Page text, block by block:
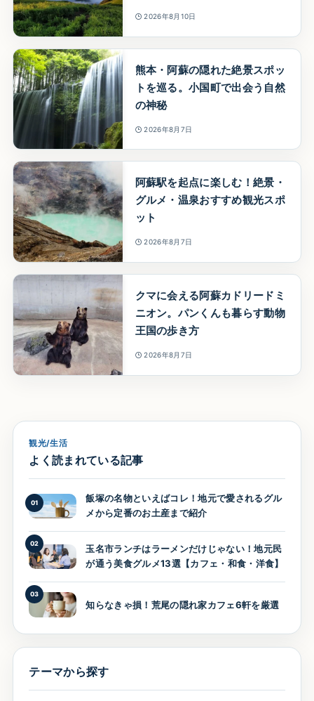
2026年8月10日
熊本・阿蘇の隠れた絶景スポッ
トを巡る。小国町で出会う自然
の神秘
2026年8月7日
阿蘇駅を起点に楽しむ！絶景・
グルメ・温泉おすすめ観光スポ
ット
2026年8月7日
クマに会える阿蘇カドリードミ
ニオン。パンくんも暮らす動物
王国の歩き方
2026年8月7日
観光/生活
よく読まれている記事
01
飯塚の名物といえばコレ！地元で愛されるグル
メから定番のお土産まで紹介
02
玉名市ランチはラーメンだけじゃない！地元民
が通う美食グルメ13選【カフェ・和食・洋食】
03
知らなきゃ損！荒尾の隠れ家カフェ6軒を厳選
テーマから探す